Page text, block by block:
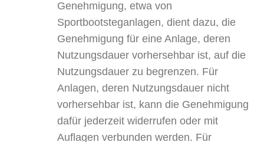
Genehmigung, etwa von
Sportbootsteganlagen, dient dazu, die
Genehmigung für eine Anlage, deren
Nutzungsdauer vorhersehbar ist, auf die
Nutzungsdauer zu begrenzen. Für
Anlagen, deren Nutzungsdauer nicht
vorhersehbar ist, kann die Genehmigung
dafür jederzeit widerrufen oder mit
Auflagen verbunden werden. Für